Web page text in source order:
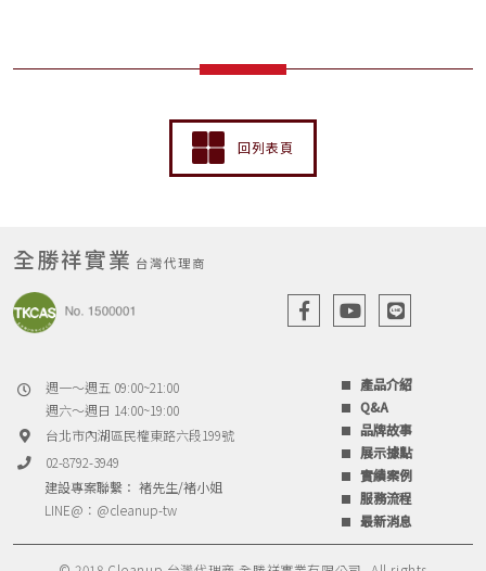
回列表頁
全勝祥實業 台灣代理商
週一～週五 09:00~21:00
週六～週日 14:00~19:00
台北市內湖區民權東路六段199號
02-8792-3949
建設專案聯繫： 褚先生/褚小姐
LINE@： @cleanup-tw
產品介紹
Q&A
品牌故事
展示據點
實績案例
服務流程
最新消息